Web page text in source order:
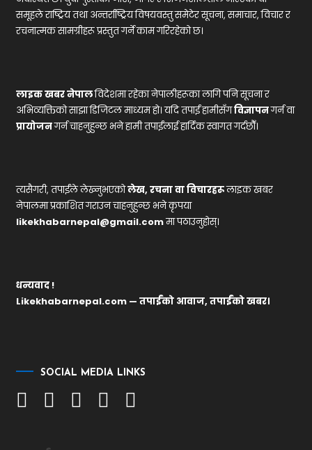
समूहले राष्ट्रिय तथा अन्तर्राष्ट्रिय विषयवस्तु समेटेर सूचना, समाचार, विचार र
रचनात्मक सामग्रीहरू प्रस्तुत गर्ने काम गरिरहेको छ।
लाइक खबर नेपालविदेशमा रहेका नेपालीहरूका लागि पनि सूचना र
अभिव्यक्तिको साझा डिजिटल माध्यम हो। यदि तपाईं हामीसँगविज्ञापनगर्न वा
प्रायोजनगर्न चाहनुहुन्छ भने हामी तपाईंलाई हार्दिक स्वागत गर्दछौँ।
त्यसैगरी, तपाईंले लेख्नुभएकोलेख, रचना वा विचारहरूलाइक खबर
नेपालमा प्रकाशित गराउन चाहनुहुन्छ भने कृपया
likekhabarnepal@gmail.comमा पठाउनुहोस्।
धन्यवाद !
Likekhabarnepal.com — तपाईंको आवाज, तपाईंको खबर।
SOCIAL MEDIA LINKS